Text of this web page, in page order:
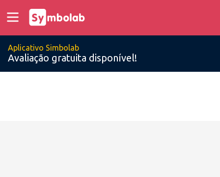
Aplicativo Simbolab
Avaliação gratuita disponível!